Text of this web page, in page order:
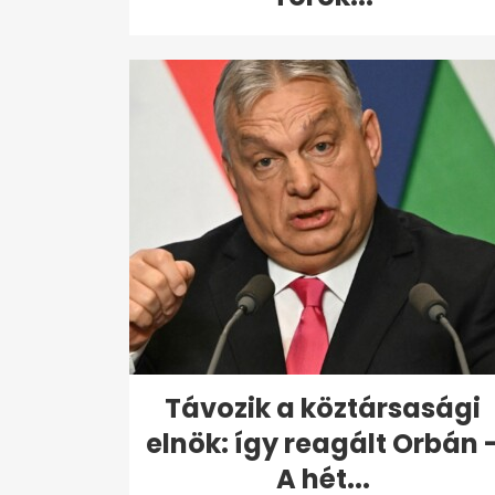
Távozik a köztársasági
elnök: így reagált Orbán
A hét...